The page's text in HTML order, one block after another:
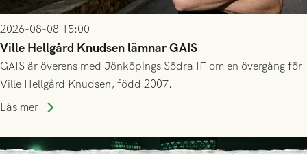
2026-08-08 15:00
Ville Hellgård Knudsen lämnar GAIS
GAIS är överens med Jönköpings Södra IF om en övergång för
Ville Hellgård Knudsen, född 2007.
Läs mer